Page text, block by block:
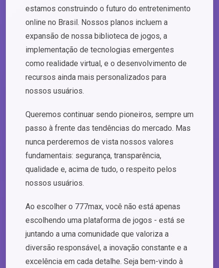
estamos construindo o futuro do entretenimento
online no Brasil. Nossos planos incluem a
expansão de nossa biblioteca de jogos, a
implementação de tecnologias emergentes
como realidade virtual, e o desenvolvimento de
recursos ainda mais personalizados para
nossos usuários.
Queremos continuar sendo pioneiros, sempre um
passo à frente das tendências do mercado. Mas
nunca perderemos de vista nossos valores
fundamentais: segurança, transparência,
qualidade e, acima de tudo, o respeito pelos
nossos usuários.
Ao escolher o 777max, você não está apenas
escolhendo uma plataforma de jogos - está se
juntando a uma comunidade que valoriza a
diversão responsável, a inovação constante e a
excelência em cada detalhe. Seja bem-vindo à